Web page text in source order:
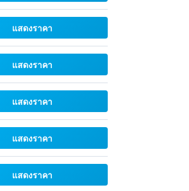
แสดงราคา
แสดงราคา
แสดงราคา
แสดงราคา
แสดงราคา